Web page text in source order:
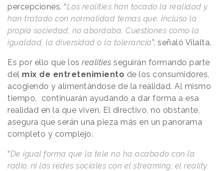
percepciones. “Los realities han tocado la realidad y
han tratado con normalidad temas que, incluso la
propia sociedad, no abordaba. Cuestiones como la
igualdad, la diversidad o la tolerancia”, señaló Vilalta.
Es por ello que los realities seguirán formando parte
del mix de entretenimiento de los consumidores,
acogiendo y alimentándose de la realidad. Al mismo
tiempo, continuarán ayudando a dar forma a esa
realidad en la que viven. El directivo, no obstante,
asegura que serán una pieza más en un panorama
completo y complejo.
“De igual forma que la tele no ha acabado con la
radio, ni las redes sociales con el streaming, el reality